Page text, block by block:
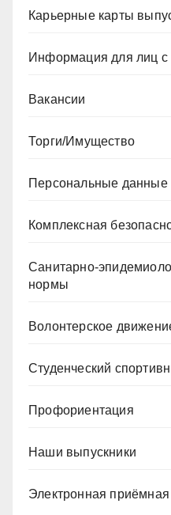
Карьерные карты
Информация для лиц
Вакансии
Торги/Имущество
Персональные данные
Комплексная
Санитарно-
нормы
Волонтерское
Студенческий
Профориентация
Наши выпускники
Электронная приёмная